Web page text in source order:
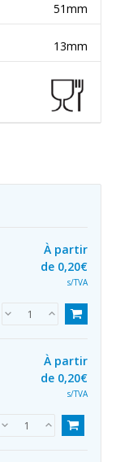
51mm
13mm
À partir
de 0,20€
s/TVA
À partir
de 0,20€
s/TVA